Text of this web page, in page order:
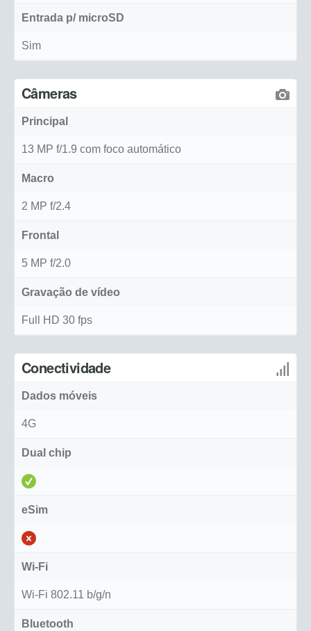
Entrada p/ microSD
Sim
Câmeras
Principal
13 MP f/1.9 com foco automático
Macro
2 MP f/2.4
Frontal
5 MP f/2.0
Gravação de vídeo
Full HD 30 fps
Conectividade
Dados móveis
4G
Dual chip
eSim
Wi-Fi
Wi-Fi 802.11 b/g/n
Bluetooth